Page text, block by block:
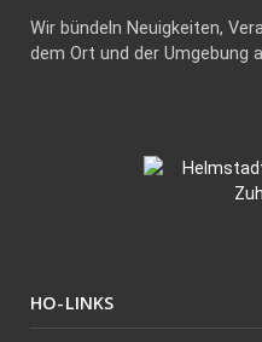
Wir bündeln Neuigkeiten,
dem Ort und der Umgebung
HO-LINKS